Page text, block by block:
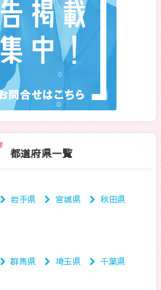
都道府県一覧
岩手県 宮城県
秋田県
群馬県 埼玉県
千葉県